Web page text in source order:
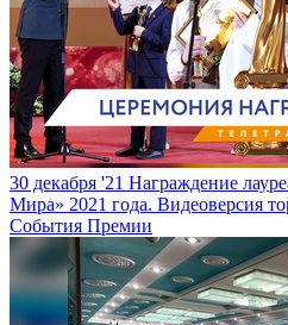
30 декабря '21 Награждение
Мира» 2021 года. Видеоверсия
События Премии